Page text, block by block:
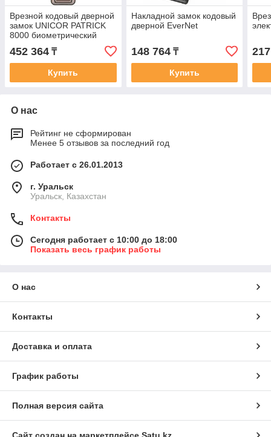
Врезной кодовый дверной
замок UNICOR PATRICK
8000 биометрический
452 364 ₸
Купить
Накладной замок кодовый
дверной EverNet
148 764₸
Купить
О нас
Рейтинг не сформирован
Менее 5 отзывов за последний год
Работает с 26.01.2013
г. Уральск
Уральск, Казахстан
Контакты
Сегодня работает с 10:00 до 18:00
Показать весь график работы
О нас
Контакты
Доставка и оплата
График работы
Полная версия сайта